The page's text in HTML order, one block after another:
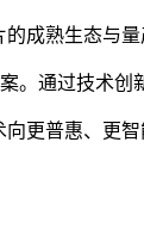
的成熟生态与
。通过技术创
向更普惠、更智